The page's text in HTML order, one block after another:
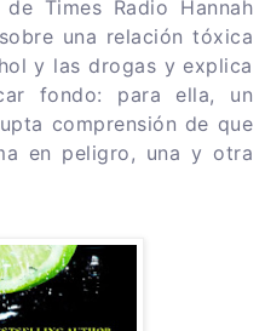
Times Radio Hannah
una relación tóxica
y las drogas y explica
fondo: para ella, un
comprensión de que
en peligro, una y otra